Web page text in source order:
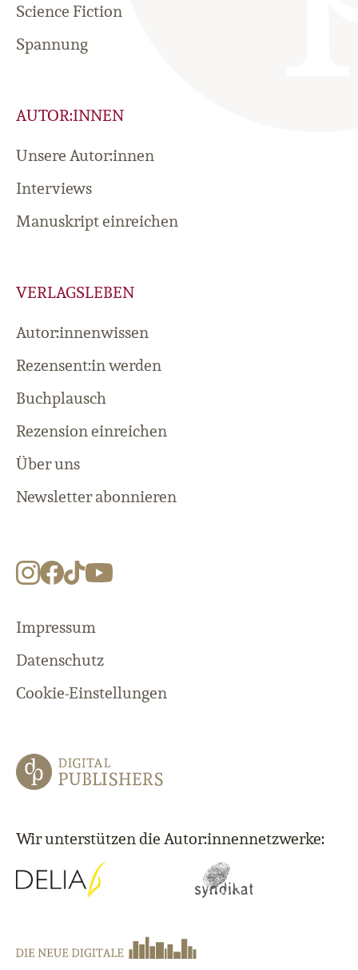
Science Fiction
Spannung
AUTOR:INNEN
Unsere Autor:innen
Interviews
Manuskript einreichen
VERLAGSLEBEN
Autor:innenwissen
Rezensent:in werden
Buchplausch
Rezension einreichen
Über uns
Newsletter abonnieren
Impressum
Datenschutz
Cookie-Einstellungen
Wir unterstützen die Autor:innennetzwerke: